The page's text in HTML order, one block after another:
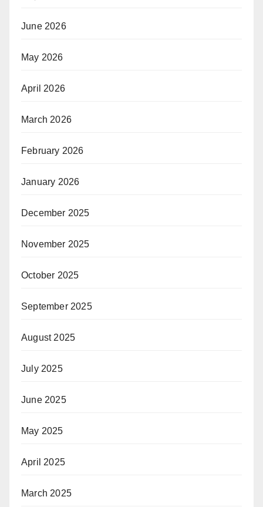
June 2026
May 2026
April 2026
March 2026
February 2026
January 2026
December 2025
November 2025
October 2025
September 2025
August 2025
July 2025
June 2025
May 2025
April 2025
March 2025